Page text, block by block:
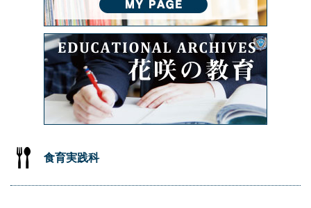
食育実践科